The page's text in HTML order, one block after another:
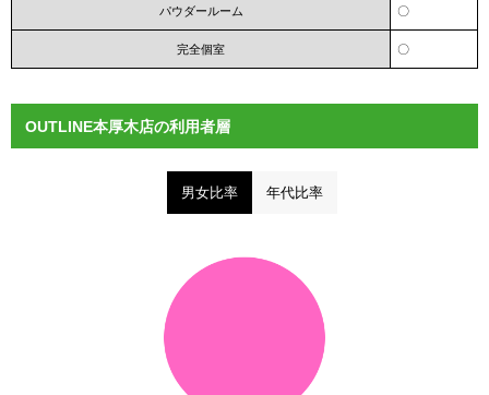
パウダールーム 〇
完全個室 〇
OUTLINE本厚木店の利用者層
男女比率 年代比率